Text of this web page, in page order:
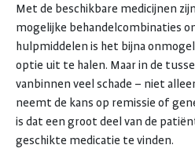
Met de beschikbare medicijnen
mogelijke behandelcombinaties
hulpmiddelen is het bijna
optie uit te halen. Maar in de
vanbinnen veel schade – niet
neemt de kans op remissie of
is dat een groot deel van de
geschikte medicatie te vinden.